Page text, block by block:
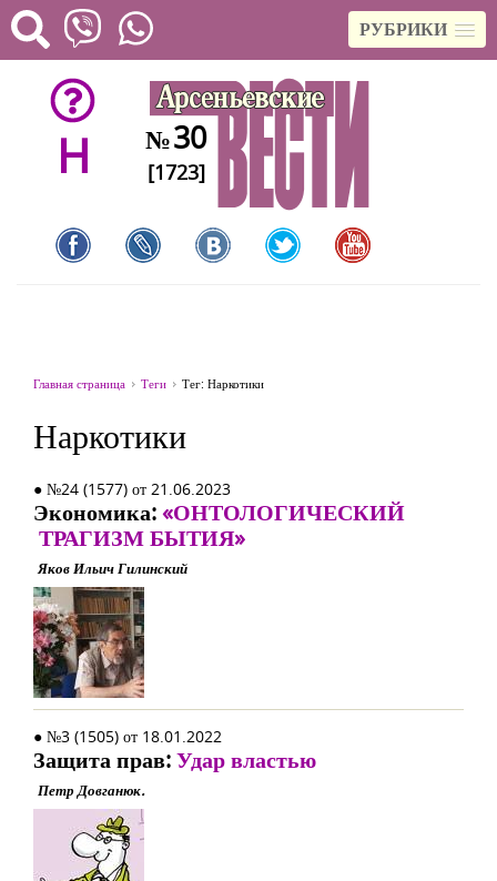
РУБРИКИ
H №30
[1723]
Главная страница Теги Тег: Наркотики
Наркотики
● №24 (1577) от 21.06.2023
Экономика:«ОНТОЛОГИЧЕСКИЙ
ТРАГИЗМ БЫТИЯ»
Яков Ильич Гилинский
● №3 (1505) от 18.01.2022
Защита прав:Удар властью
Петр Довганюк.